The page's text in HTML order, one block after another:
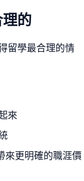
的
留學最合理的情
來
來更明確的職涯價